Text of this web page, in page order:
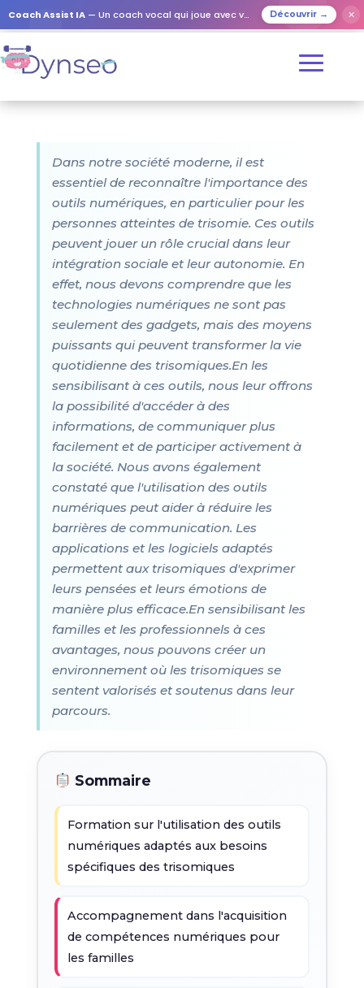
Coach Assist IA — Un coach vocal qui joue avec vos proches Découvrir → ✕
Dans notre société moderne, il est
essentiel de reconnaître l'importance des
outils numériques, en particulier pour les
personnes atteintes de trisomie. Ces outils
peuvent jouer un rôle crucial dans leur
intégration sociale et leur autonomie. En
effet, nous devons comprendre que les
technologies numériques ne sont pas
seulement des gadgets, mais des moyens
puissants qui peuvent transformer la vie
quotidienne des trisomiques.En les
sensibilisant à ces outils, nous leur offrons
la possibilité d'accéder à des
informations, de communiquer plus
facilement et de participer activement à
la société. Nous avons également
constaté que l'utilisation des outils
numériques peut aider à réduire les
barrières de communication. Les
applications et les logiciels adaptés
permettent aux trisomiques d'exprimer
leurs pensées et leurs émotions de
manière plus efficace.En sensibilisant les
familles et les professionnels à ces
avantages, nous pouvons créer un
environnement où les trisomiques se
sentent valorisés et soutenus dans leur
parcours.
Sommaire
Formation sur l'utilisation des outils
numériques adaptés aux besoins
spécifiques des trisomiques
Accompagnement dans l'acquisition
de compétences numériques pour
les familles